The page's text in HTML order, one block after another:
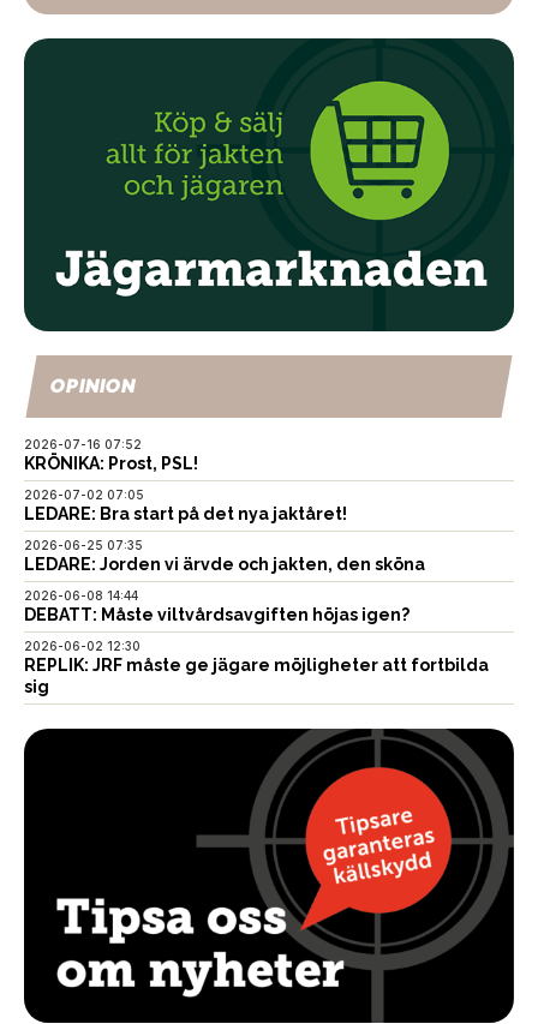
OPINION
2026-07-16 07:52
KRÖNIKA: Prost, PSL!
2026-07-02 07:05
LEDARE: Bra start på det nya jaktåret!
2026-06-25 07:35
LEDARE: Jorden vi ärvde och jakten, den sköna
2026-06-08 14:44
DEBATT: Måste viltvårdsavgiften höjas igen?
2026-06-02 12:30
REPLIK: JRF måste ge jägare möjligheter att fortbilda
sig